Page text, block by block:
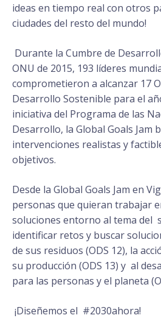
ideas en tiempo real con otros
ciudades del resto del mundo!
Durante la Cumbre de
ONU de 2015, 193 líderes
comprometieron a alcanzar 17
Desarrollo Sostenible para el
iniciativa del Programa de las
Desarrollo, la Global Goals Jam
intervenciones realistas y
objetivos.
Desde la Global Goals Jam en
personas que quieran trabajar
soluciones entorno al tema del
identificar retos y buscar
de sus residuos (ODS 12), la
su producción (ODS 13) y al
para las personas y el planeta
¡Diseñemos el #2030ahora!